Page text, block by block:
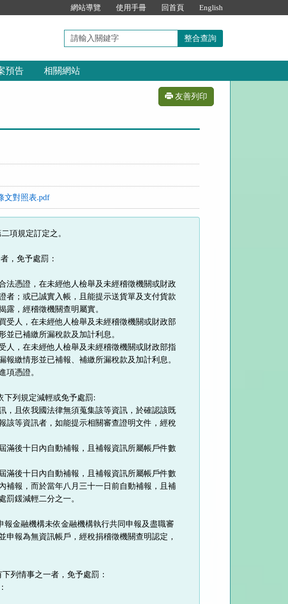
網站導覽 使用手冊 回首頁 English
請
輸
入
關
鍵
整合查詢
預告 相關網站
友善列印
文對照表.pdf
項規定訂定之。
，免予處罰：
法憑證，在未經他人檢舉及未經稽徵機關或財政
者；或已誠實入帳，且能提示送貨單及支付貨款
露，經稽徵機關查明屬實。
受人，在未經他人檢舉及未經稽徵機關或財政部
已補繳所漏稅款及加計利息。
人，在未經他人檢舉及未經稽徵機關或財政部指
繳情形並已補報、補繳所漏稅款及加計利息。
項憑證。
下列規定減輕或免予處罰:
，且依我國法律無須蒐集該等資訊，於確認該既
該等資訊者，如能提示相關審查證明文件，經稅
滿後十日內自動補報，且補報資訊所屬帳戶件數
滿後十日內自動補報，且補報資訊所屬帳戶件數
補報，而於當年八月三十一日前自動補報，且補
罰鍰減輕二分之一。
金融機構未依金融機構執行共同申報及盡職審
報為無資訊帳戶，經稅捐稽徵機關查明認定，
列情事之一者，免予處罰：